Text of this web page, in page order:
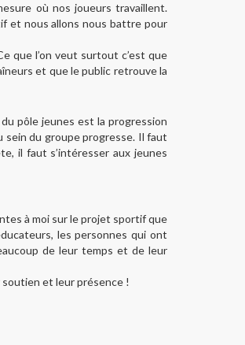
où nos joueurs travaillent.
et nous allons nous battre pour
que l’on veut surtout c’est que
et que le public retrouve la
pôle jeunes est la progression
sein du groupe progresse. Il faut
il faut s’intéresser aux jeunes
à moi sur le projet sportif que
les personnes qui ont
de leur temps et de leur
et leur présence !